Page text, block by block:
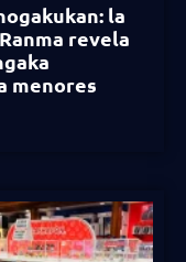
la
revela
menores